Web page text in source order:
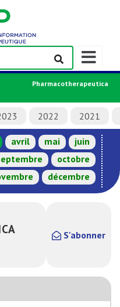
Afficher/
la
de
navigation
Pharmacotherapeutica
2022 2021
avril mai
juin
octobre
décembre
S'abonner